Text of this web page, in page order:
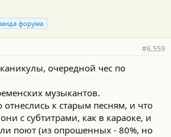
форума
#6.559
очередной чес по
музыкантов.
отнеслись к старым песням, и что
с субтитрами, как в караоке, и
поют (из опрошенных - 80%, но